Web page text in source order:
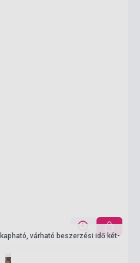
várható beszerzési idő két-